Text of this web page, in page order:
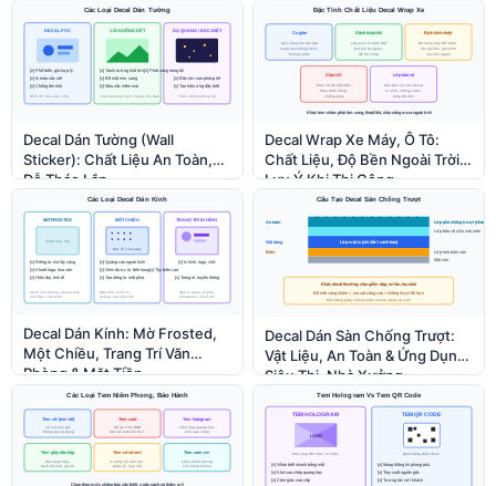
Decal Dán Tường (Wall
Sticker): Chất Liệu An Toàn,
Dễ Tháo Lắp
Decal Wrap Xe Máy, Ô Tô:
Chất Liệu, Độ Bền Ngoài Trời &
Lưu Ý Khi Thi Công
Decal Dán Kính: Mờ Frosted,
Một Chiều, Trang Trí Văn
Phòng & Mặt Tiền
Decal Dán Sàn Chống Trượt:
Vật Liệu, An Toàn & Ứng Dụng
Siêu Thị, Nhà Xưởng